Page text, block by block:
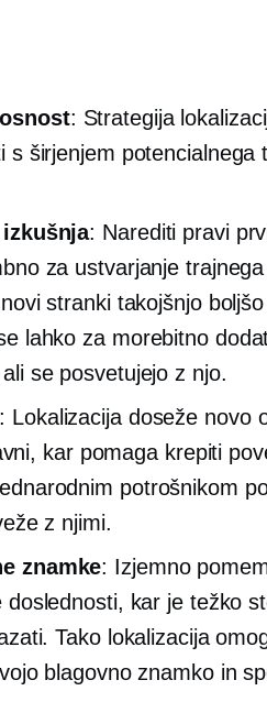
: Strategija
s širjenjem potencialnega
: Narediti pravi
za ustvarjanje
stranki takojšnjo
lahko za morebitno
se posvetujejo z njo.
: Lokalizacija doseže novo
kar pomaga krepiti
potrošnikom
z njimi.
znamke: Izjemno
doslednosti, kar je težko
Tako lokalizacija
blagovno znamko in